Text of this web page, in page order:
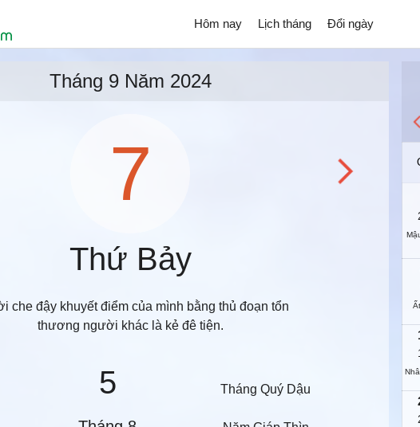
Hôm nay Lịch tháng Đổi ngày
Tháng 9 Năm 2024
7
Thứ Bảy
che đậy khuyết điểm của mình bằng thủ đoạn tổn
thương người khác là kẻ đê tiện.
5 Tháng Quý Dậu